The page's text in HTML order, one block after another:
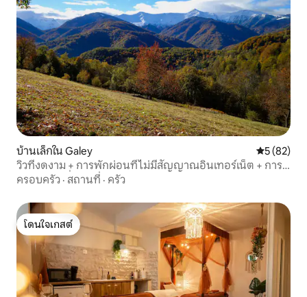
บ้านเล็กใน Galey คะแนนเฉลี่
5 (82)
วิวที่งดงาม + การพักผ่อนที่ไม่มีสัญญาณอินเทอร์เน็ต + การ
พักค้างคืนที่แปลกใหม่
ครอบครัว · สถานที่ · ครัว
โดนใจเกสต์
โดนใจเกสต์